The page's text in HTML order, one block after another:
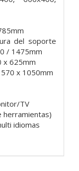
del soporte
/ 1475mm
x 625mm
x 1050mm
TV
herramientas)
idiomas